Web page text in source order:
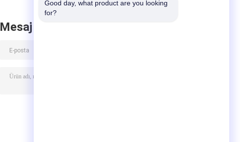
Mesaj bırak
Good day, what product are you looking
for?